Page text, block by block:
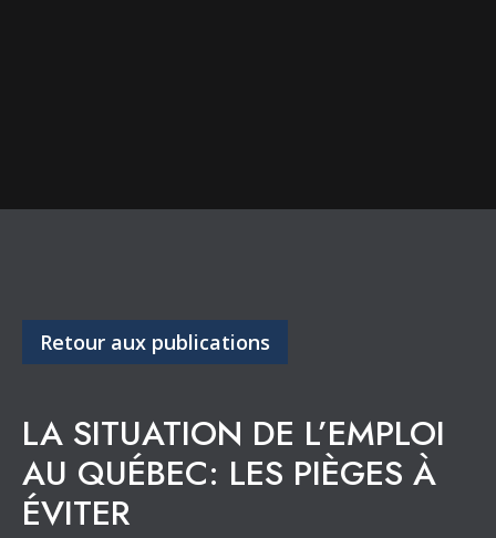
Retour aux publications
LA SITUATION DE L’EMPLOI
AU QUÉBEC: LES PIÈGES À
ÉVITER